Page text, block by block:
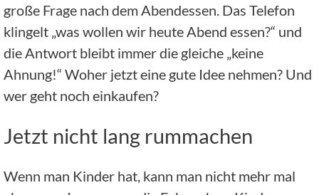
große Frage nach dem Abendessen. Das Telefon
klingelt „was wollen wir heute Abend essen?“ und
die Antwort bleibt immer die gleiche „keine
Ahnung!“ Woher jetzt eine gute Idee nehmen? Und
wer geht noch einkaufen?
Jetzt nicht lang rummachen
Wenn man Kinder hat, kann man nicht mehr mal